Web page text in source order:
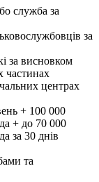
служба за
за
за висновком
частинах
центрах
+ 100 000
+ до 70 000
за 30 днів
та